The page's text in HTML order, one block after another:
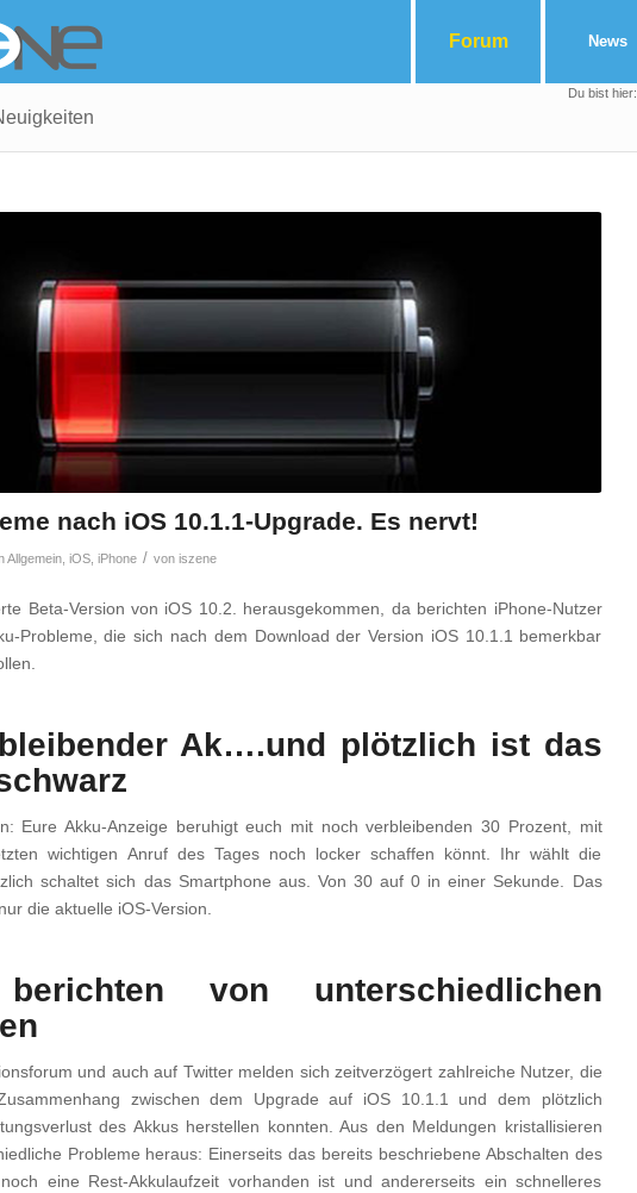
Forum News
Du bist hier:
nach iOS 10.1.1-Upgrade. Es nervt!
Allgemein iOS iPhone / von iszene
Beta-Version von iOS 10.2. herausgekommen, da berichten iPhone-Nutzer
Probleme, die sich nach dem Download der Version iOS 10.1.1 bemerkbar
Ak….und plötzlich ist das
Eure Akku-Anzeige beruhigt euch mit noch verbleibenden 30 Prozent, mit
wichtigen Anruf des Tages noch locker schaffen könnt. Ihr wählt die
schaltet sich das Smartphone aus. Von 30 auf 0 in einer Sekunde. Das
die aktuelle iOS-Version.
von unterschiedlichen
und auch auf Twitter melden sich zeitverzögert zahlreiche Nutzer, die
zwischen dem Upgrade auf iOS 10.1.1 und dem plötzlich
des Akkus herstellen konnten. Aus den Meldungen kristallisieren
Probleme heraus: Einerseits das bereits beschriebene Abschalten des
eine Rest-Akkulaufzeit vorhanden ist und andererseits ein schnelleres